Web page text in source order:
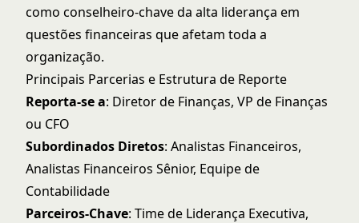
como conselheiro-chave da alta liderança em
questões financeiras que afetam toda a
organização.
Principais Parcerias e Estrutura de Reporte
Reporta-se a: Diretor de Finanças, VP de Finanças
ou CFO
Subordinados Diretos: Analistas Financeiros,
Analistas Financeiros Sênior, Equipe de
Contabilidade
Parceiros-Chave: Time de Liderança Executiva,